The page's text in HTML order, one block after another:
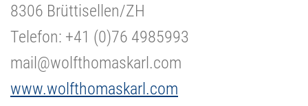
8306 Brüttisellen/ZH
Telefon: +41 (0)76 4985993
mail@wolfthomaskarl.com
www.wolfthomaskarl.com